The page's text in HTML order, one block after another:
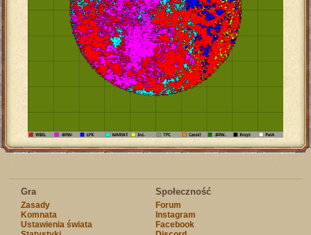
Gra
Zasady
Komnata
Ustawienia świata
Społeczność
Forum
Instagram
Facebook